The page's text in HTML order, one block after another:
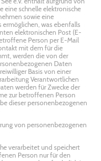
eine schnelle elektronische
sowie eine
was ebenfalls
elektronischen Post (E-
Person per E-Mail
mit dem für die
werden die von der
Daten
Basis von einer
Verantwortlichen
werden für Zwecke der
zur betroffenen Person
dieser personenbezogenen
von personenbezogenen
verarbeitet und speichert
Person nur für den